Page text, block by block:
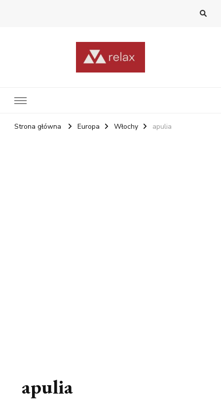
Strona główna Europa Włochy apulia
apulia